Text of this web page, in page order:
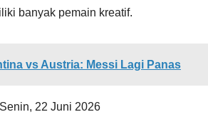
banyak pemain kreatif.
vs Austria: Messi Lagi Panas